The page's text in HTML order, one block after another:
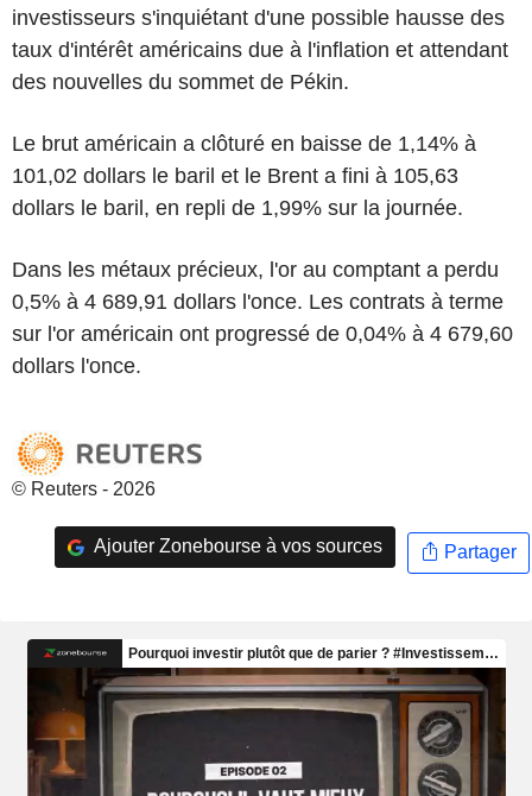
investisseurs s'inquiétant d'une possible hausse des
taux d'intérêt américains due à l'inflation et attendant
des nouvelles du sommet de Pékin.
Le brut américain a clôturé en baisse de 1,14% à
101,02 dollars le baril et le Brent a fini à 105,63
dollars le baril, en repli de 1,99% sur la journée.
Dans les métaux précieux, l'or au comptant a perdu
0,5% à 4 689,91 dollars l'once. Les contrats à terme
sur l'or américain ont progressé de 0,04% à 4 679,60
dollars l'once.
© Reuters - 2026
Ajouter Zonebourse à vos sources Partager